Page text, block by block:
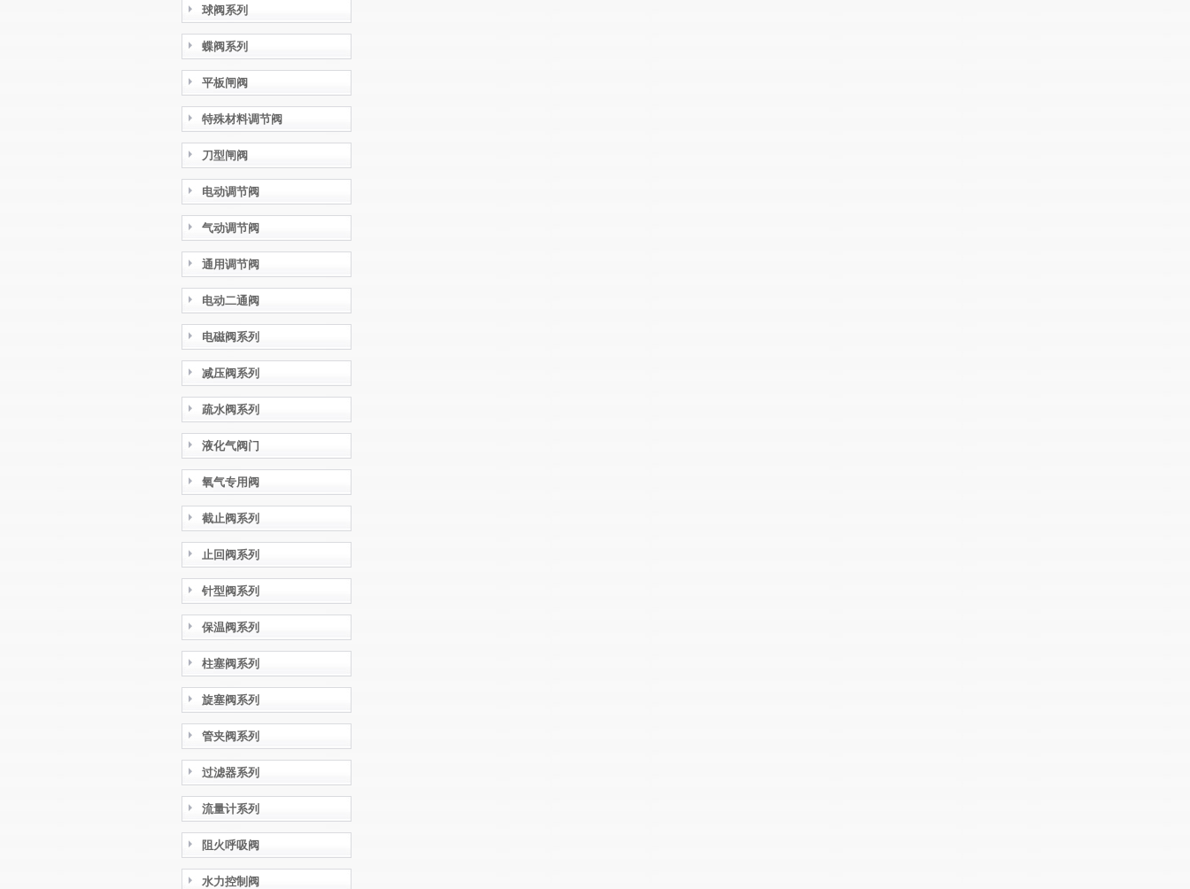
球阀系列
蝶阀系列
平板闸阀
特殊材料调节阀
刀型闸阀
电动调节阀
气动调节阀
通用调节阀
电动二通阀
电磁阀系列
减压阀系列
疏水阀系列
液化气阀门
氧气专用阀
截止阀系列
止回阀系列
针型阀系列
保温阀系列
柱塞阀系列
旋塞阀系列
管夹阀系列
过滤器系列
流量计系列
阻火呼吸阀
水力控制阀